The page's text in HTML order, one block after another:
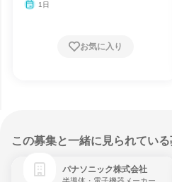
1日
お気に入り
この募集と一緒に見られてい
パナソニック株式会社